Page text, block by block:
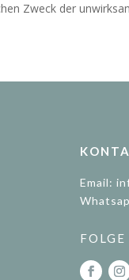
Zweck der
Email:
FOLGE